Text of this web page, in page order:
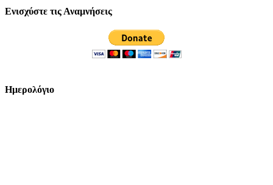
Ενισχύστε τις Αναμνήσεις
Ημερολόγιο